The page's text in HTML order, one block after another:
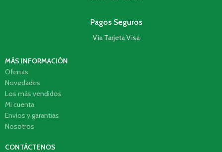
Pagos Seguros
Via Tarjeta Visa
MÁS INFORMACIÓN
Ofertas
Novedades
Los más vendidos
Mi cuenta
Envíos y garantias
Nosotros
CONTÁCTENOS